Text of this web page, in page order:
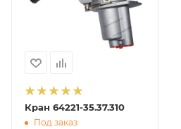
Кран 64221-35.37.310
Под заказ